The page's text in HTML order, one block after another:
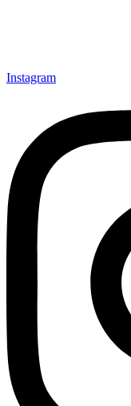
Instagram